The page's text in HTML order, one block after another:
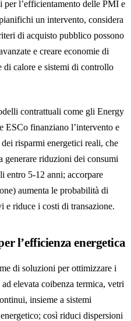
l’efficientamento delle PMI e
un intervento, considera
di acquisto pubblico possono
e creare economie di
di calore e sistemi di controllo
contrattuali come gli Energy
ESCo finanziano l’intervento e
risparmi energetici reali, che
generare riduzioni dei consumi
entro 5-12 anni; accorpare
aumenta le probabilità di
e riduce i costi di transazione.
l’efficienza energetica
di soluzioni per ottimizzare i
elevata coibenza termica, vetri
insieme a sistemi
così riduci dispersioni